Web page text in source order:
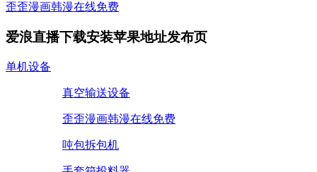
歪歪漫画韩漫在线免费
爱浪直播下载安装苹果地址发布页
单机设备
真空输送设备
歪歪漫画韩漫在线免费
吨包拆包机